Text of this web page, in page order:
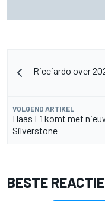
Ricciardo over
VOLGEND ARTIKEL
Haas F1 komt met
Silverstone
BESTE